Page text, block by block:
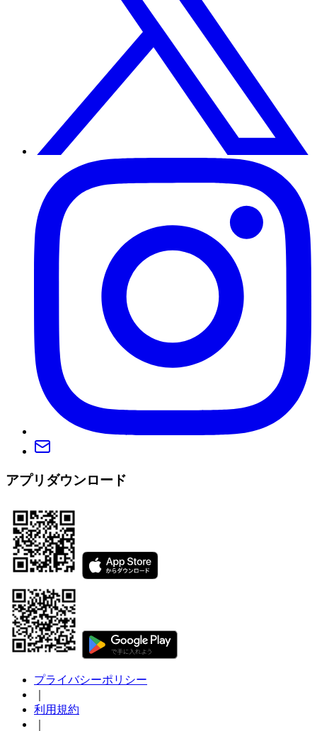
アプリダウンロード
プライバシーポリシー
利用規約